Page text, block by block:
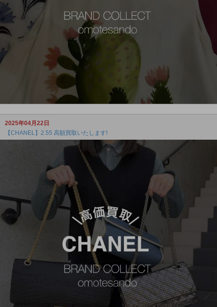
2025年04月22日
【CHANEL】2.55 高額買取いたします!